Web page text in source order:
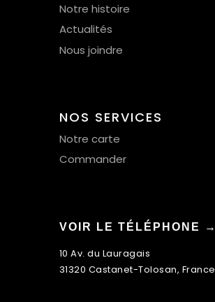
Notre histoire
Actualités
Nous joindre
NOS SERVICES
Notre carte
Commander
VOIR LE TÉLÉPHONE →
10 Av. du Lauragais
31320 Castanet-Tolosan, France